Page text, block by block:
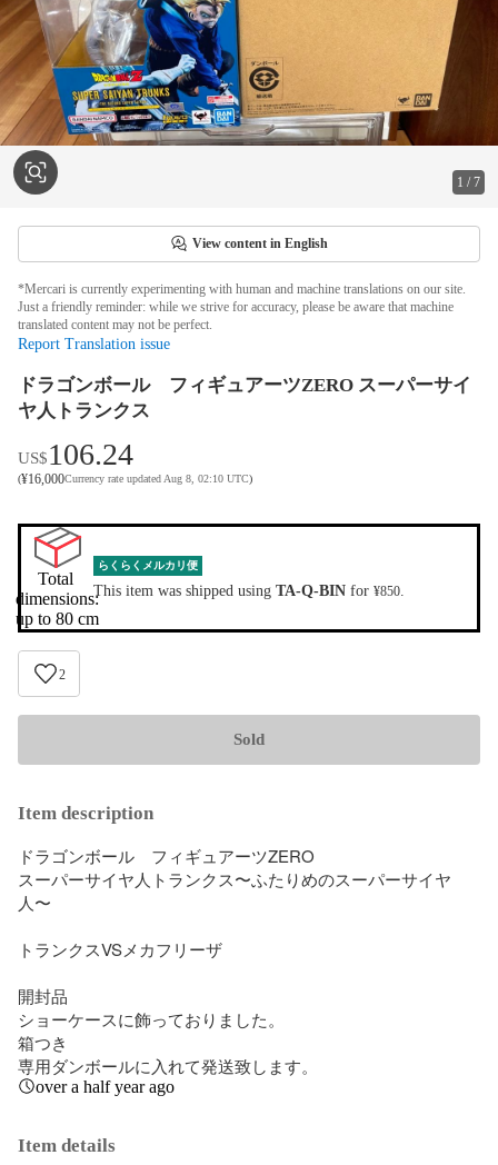
1 /7
View content in English
*Mercari is currently experimenting with human and machine translations on our site.
Just a friendly reminder: while we strive for accuracy, please be aware that machine
translated content may not be perfect.
Report Translation issue
ドラゴンボール フィギュアーツZERO スーパーサイ
ヤ人トランクス
US$106.24
(¥16,000Currency rate updated Aug 8, 02:10 UTC)
Total
dimensions:
up to 80 cm
らくらくメルカリ便
This item was shipped using TA-Q-BIN for ¥850.
2
Sold
Item description
ドラゴンボール　フィギュアーツZERO
スーパーサイヤ人トランクス〜ふたりめのスーパーサイヤ
人〜
トランクスVSメカフリーザ
開封品
ショーケースに飾っておりました。
箱つき
専用ダンボールに入れて発送致します。
over a half year ago
Item details